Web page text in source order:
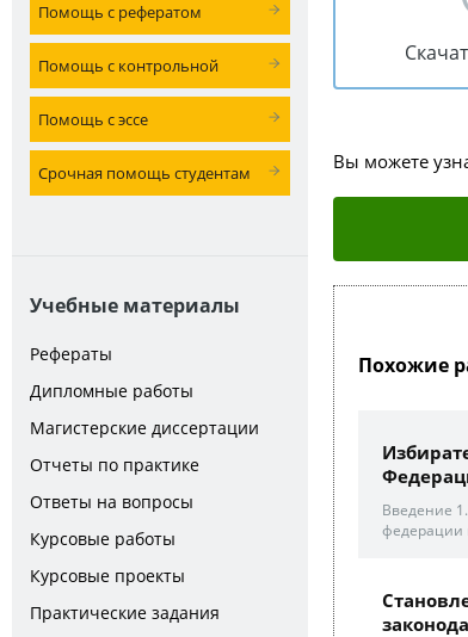
Помощь с рефератом
Помощь с контрольной
Помощь с эссе
Срочная помощь студентам
Учебные материалы
Рефераты
Дипломные работы
Магистерские диссертации
Отчеты по практике
Ответы на вопросы
Курсовые работы
Курсовые проекты
Практические задания
Вы можете
Похожие
Введение
федерации